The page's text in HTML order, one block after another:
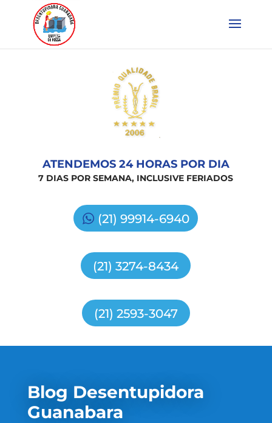
ATENDEMOS 24 HORAS POR DIA
7 DIAS POR SEMANA, INCLUSIVE FERIADOS
(21) 99914-6940
(21) 3274-8434
(21) 2593-3047
Blog Desentupidora
Guanabara